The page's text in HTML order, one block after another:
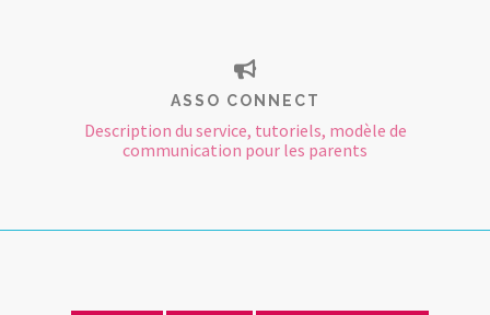
ASSO CONNECT
Description du service, tutoriels, modèle de
communication pour les parents